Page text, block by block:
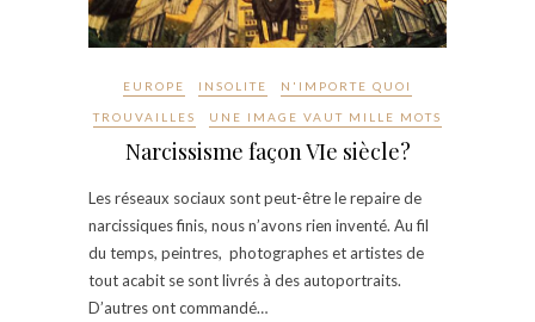
EUROPE INSOLITE N'IMPORTE QUOI
TROUVAILLES UNE IMAGE VAUT MILLE MOTS
Narcissisme façon VIe siècle?
Les réseaux sociaux sont peut-être le repaire de
narcissiques finis, nous n’avons rien inventé. Au fil
du temps, peintres, photographes et artistes de
tout acabit se sont livrés à des autoportraits.
D’autres ont commandé…